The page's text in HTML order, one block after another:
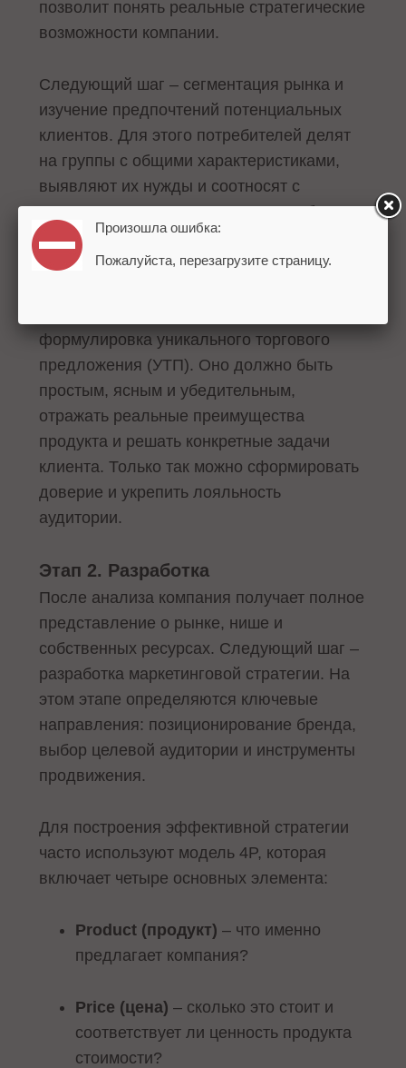
позволит понять реальные стратегические
возможности компании.
Следующий шаг – сегментация рынка и
изучение предпочтений потенциальных
клиентов. Для этого потребителей делят
на группы с общими характеристиками,
выявляют их нужды и соотносят с
возможностями товара или услуги бренда.
Такой подход дает полное понимание
целевой аудитории.
формулировка уникального торгового
предложения (УТП). Оно должно быть
простым, ясным и убедительным,
отражать реальные преимущества
продукта и решать конкретные задачи
клиента. Только так можно сформировать
доверие и укрепить лояльность
аудитории.
Этап 2. Разработка
После анализа компания получает полное
представление о рынке, нише и
собственных ресурсах. Следующий шаг –
разработка маркетинговой стратегии. На
этом этапе определяются ключевые
направления: позиционирование бренда,
выбор целевой аудитории и инструменты
продвижения.
Для построения эффективной стратегии
часто используют модель 4P, которая
включает четыре основных элемента:
Product (продукт) – что именно
предлагает компания?
Price (цена) – сколько это стоит и
соответствует ли ценность продукта
стоимости?
Произошла ошибка:
Пожалуйста, перезагрузите страницу.